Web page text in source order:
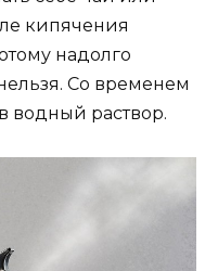
кипячения
надолго
Со временем
водный раствор.